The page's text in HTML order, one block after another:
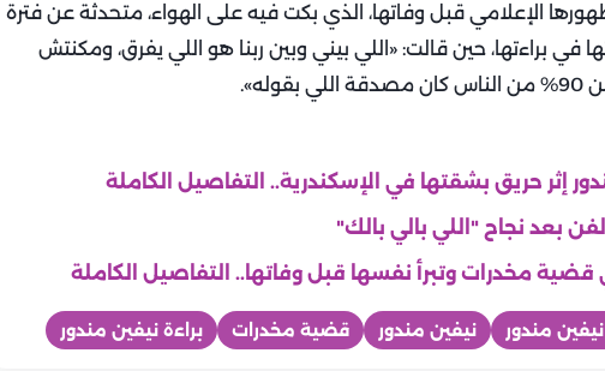
الإعلامي قبل وفاتها، الذي بكت فيه على الهواء، متحدثة عن فترة
براءتها، حين قالت: «اللي بيني وبين ربنا هو اللي يفرق، ومكنتش
إثر حريق بشقتها في الإسكندرية.. التفاصيل الكاملة
بعد نجاح "اللي بالي بالك"
مخدرات وتبرأ نفسها قبل وفاتها.. التفاصيل الكاملة
نيفين مندور نيفين مندور قضية مخدرات براءة نيفين مندور